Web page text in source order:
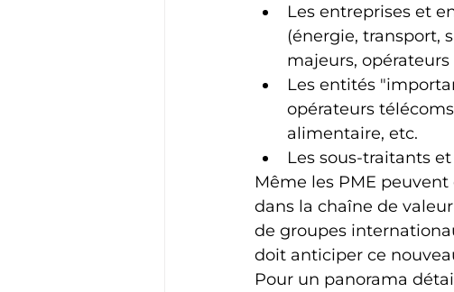
Les entreprises et
(énergie, transport,
majeurs,
Les entités
opérateurs
alimentaire, etc.
Les sous-traitants
Même les PME
dans la chaîne de
de groupes
doit anticiper ce
Pour un panorama